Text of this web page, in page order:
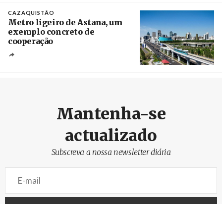
CAZAQUISTÃO
Metro ligeiro de Astana, um
exemplo concreto de
cooperação
Mantenha-se
actualizado
Subscreva a nossa newsletter diária